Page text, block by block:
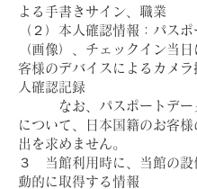
よる手書きサイン、職業
（２）本人確認情報：パス
（画像）、チェックイン当
客様のデバイスによるカメラ
人確認記録
なお、パスポートデータ
について、日本国籍のお客様
出を求めません。
３ 当館利用時に、当館の設
動的に取得する情報